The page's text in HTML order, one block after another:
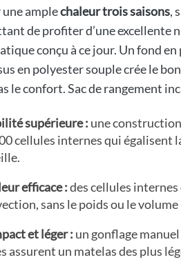
Z lite™
amplechaleur trois saisons,
de profiter d’une excellente
conçu à ce jour. Un fond
en polyester souple crée le
le confort. Sac de rangement
supérieure : une
cellules internes qui égalisent
efficace :des cellules
sans le poids ou le
et léger : un gonflage
assurent un matelas des plus